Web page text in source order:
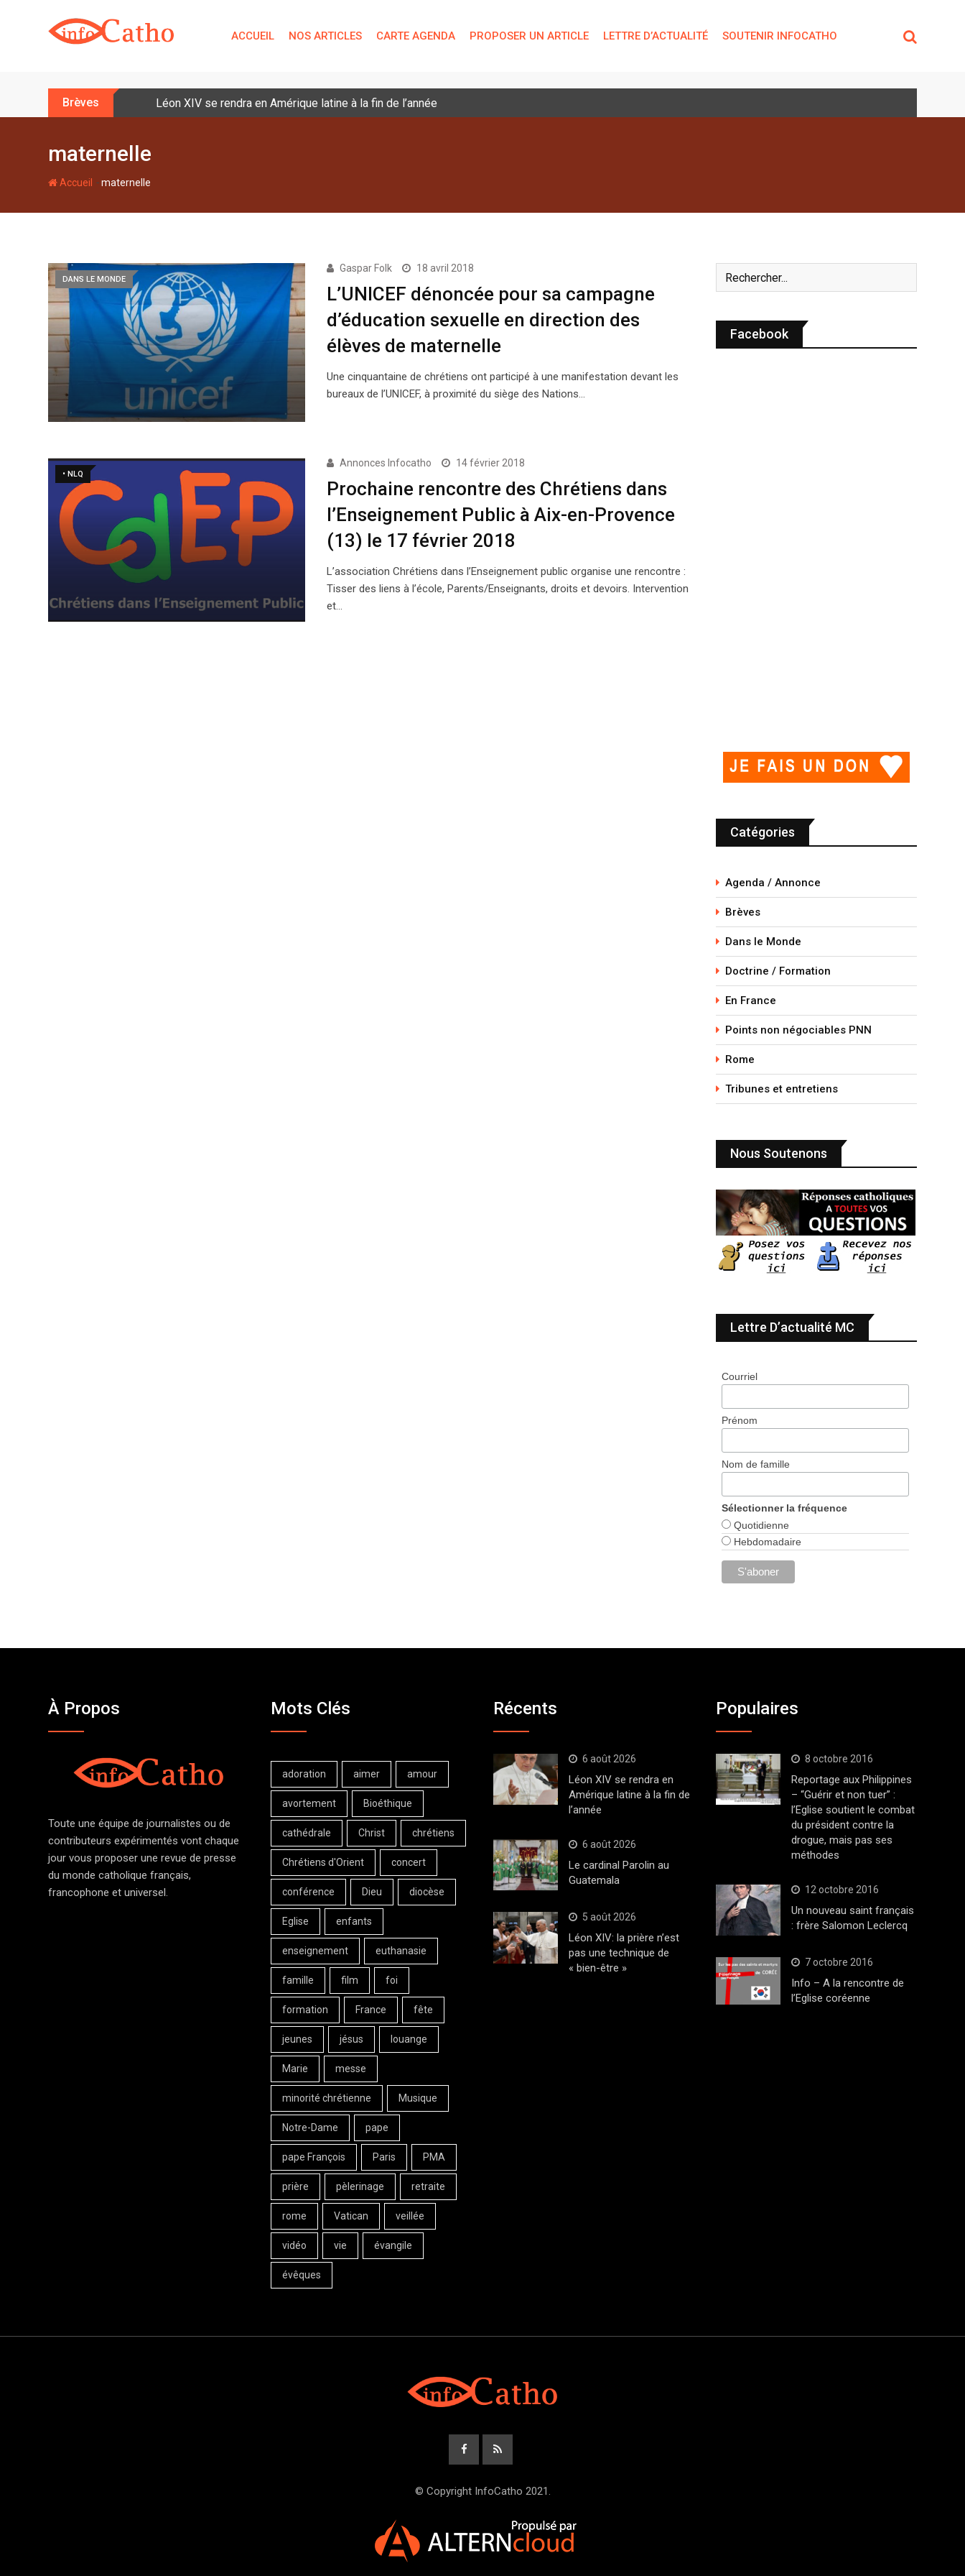
t
ACCUEIL NOS ARTICLES CARTE AGENDA PROPOSER UN ARTICLE LETTRE D’ACTUALITÉ SOUTENIR INFOCATHO
Brèves Léon XIV se rendra en Amérique latine à la fin de l’année
maternelle
Accueil -maternelle
DANS LE MONDE
Gaspar Folk 18 avril 2018
L’UNICEF dénoncée pour sa campagne
d’éducation sexuelle en direction des
élèves de maternelle
Une cinquantaine de chrétiens ont participé à une manifestation devant les
bureaux de l’UNICEF, à proximité du siège des Nations…
• NLQ
Annonces Infocatho 14 février 2018
Prochaine rencontre des Chrétiens dans
l’Enseignement Public à Aix-en-Provence
(13) le 17 février 2018
L’association Chrétiens dans l’Enseignement public organise une rencontre :
Tisser des liens à l’école, Parents/Enseignants, droits et devoirs. Intervention
et…
Facebook
Catégories
Agenda / Annonce
Brèves
Dans le Monde
Doctrine / Formation
En France
Points non négociables PNN
Rome
Tribunes et entretiens
Nous Soutenons
Lettre D’actualité MC
Courriel
Prénom
Nom de famille
Sélectionner la fréquence
Quotidienne
Hebdomadaire
À Propos
Toute une équipe de journalistes ou de
contributeurs expérimentés vont chaque
jour vous proposer une revue de presse
du monde catholique français,
francophone et universel.
Mots Clés
adoration aimer amour
avortement Bioéthique
cathédrale Christ chrétiens
Chrétiens d'Orient concert
conférence Dieu diocèse
Eglise enfants
enseignement euthanasie
famille film foi
formation France fête
jeunes jésus louange
Marie messe
minorité chrétienne Musique
Notre-Dame pape
pape François Paris PMA
prière pèlerinage retraite
rome Vatican veillée
vidéo vie évangile
évêques
Récents
6 août 2026
Léon XIV se rendra en
Amérique latine à la fin de
l’année
6 août 2026
Le cardinal Parolin au
Guatemala
5 août 2026
Léon XIV: la prière n’est
pas une technique de
« bien-être »
Populaires
8 octobre 2016
Reportage aux Philippines
– “Guérir et non tuer” :
l’Eglise soutient le combat
du président contre la
drogue, mais pas ses
méthodes
12 octobre 2016
Un nouveau saint français
: frère Salomon Leclercq
7 octobre 2016
Info – A la rencontre de
l’Eglise coréenne
© Copyright InfoCatho 2021.